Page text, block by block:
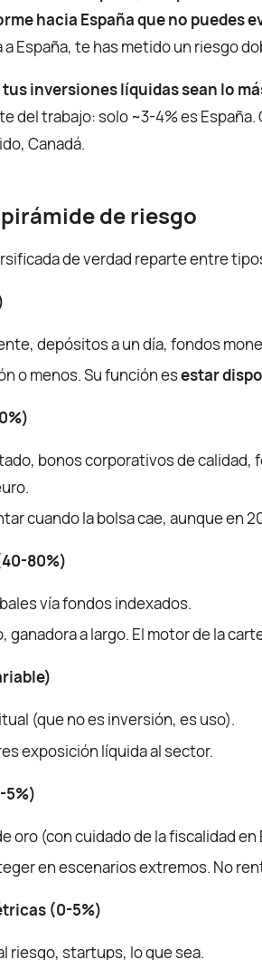
hacia España que no puedes
España, te has metido un riesgo
tus inversiones líquidas sean lo
del trabajo: solo ~3-4% es España.
Canadá.
de riesgo
de verdad reparte entre
depósitos a un día, fondos
o menos. Su función esestar
bonos corporativos de
cuando la bolsa cae, aunque en
80%)
vía fondos indexados.
ganadora a largo. El motor de la
(que no es inversión, es uso).
exposición líquida al sector.
5%)
oro (con cuidado de la fiscalidad en
en escenarios extremos. No
(0-5%)
riesgo, startups, lo que sea.